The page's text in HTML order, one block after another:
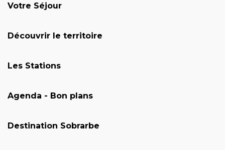
Votre Séjour
Découvrir le territoire
Les Stations
Agenda - Bon plans
Destination Sobrarbe